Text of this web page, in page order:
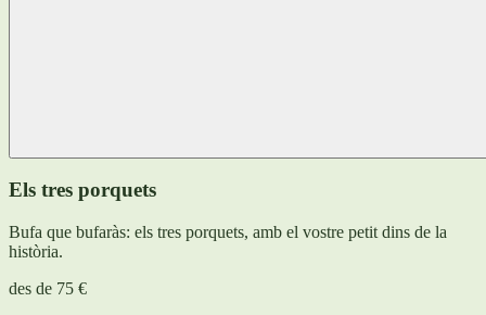
Els tres porquets
Bufa que bufaràs: els tres porquets, amb el vostre petit dins de la
història.
des de 75 €